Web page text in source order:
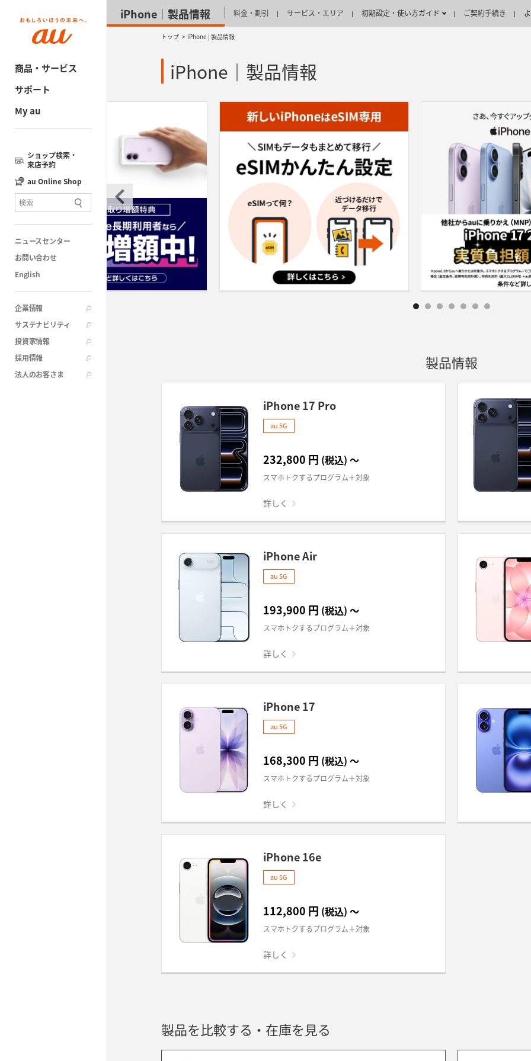
商品・サービス
サポート
My au
ショップ検索・
来店予約
au Online Shop
ニュースセンター
お問い合わせ
English
企業情報
サステナビリティ
投資家情報
採用情報
法人のお客さま
iPhone│製品情報 料金・割引 サービス・エリア 初期設定・使い方ガイド ご契約手続き
トップ iPhone | 製品情報
iPhone│製品情報
製品情報
iPhone 17 Pro
au 5G
232,800 円 (税込) ～
スマホトクするプログラム＋対象
詳しく
iPhone Air
au 5G
193,900 円 (税込) ～
スマホトクするプログラム＋対象
詳しく
iPhone 17
au 5G
168,300 円 (税込) ～
スマホトクするプログラム＋対象
詳しく
iPhone 16e
au 5G
112,800 円 (税込) ～
スマホトクするプログラム＋対象
詳しく
製品を比較する・在庫を見る